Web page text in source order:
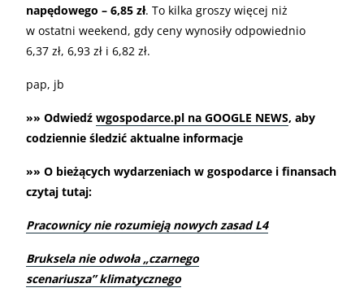
napędowego – 6,85 zł. To kilka groszy więcej niż
w ostatni weekend, gdy ceny wynosiły odpowiednio
6,37 zł, 6,93 zł i 6,82 zł.
pap, jb
»» Odwiedź wgospodarce.pl na GOOGLE NEWS, aby
codziennie śledzić aktualne informacje
»» O bieżących wydarzeniach w gospodarce i finansach
czytaj tutaj:
Pracownicy nie rozumieją nowych zasad L4
Bruksela nie odwoła „czarnego
scenariusza” klimatycznego